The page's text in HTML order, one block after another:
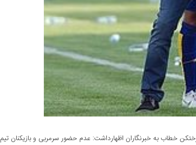
خطاب به خبرنگاران اظهارداشت: عدم حضور سرمربی و بازیکنان تیم